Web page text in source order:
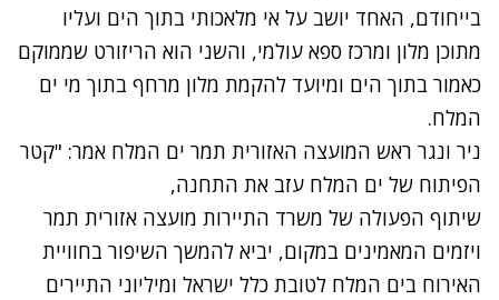
בייחודם, האחד יושב על אי מלאכותי בתוך הים ועליו
מתוכן מלון ומרכז ספא עולמי, והשני הוא הריזורט שממוקם
כאמור בתוך הים ומיועד להקמת מלון מרחף בתוך מי ים
המלח.
ניר ונגר ראש המועצה האזורית תמר ים המלח אמר: "קטר
הפיתוח של ים המלח עזב את התחנה,
שיתוף הפעולה של משרד התיירות מועצה אזורית תמר
ויזמים המאמינים במקום, יביא להמשך השיפור בחוויית
האירוח בים המלח לטובת כלל ישראל ומיליוני התיירים